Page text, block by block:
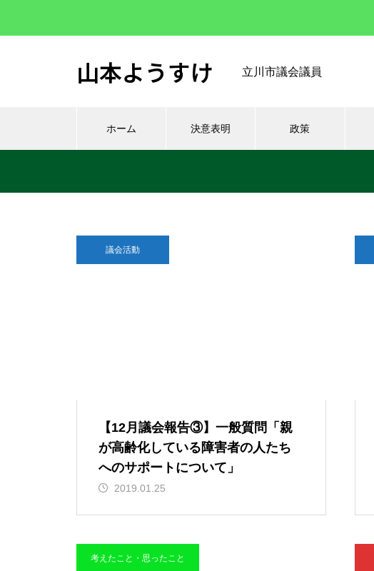
山本ようすけ 立川市議会議員
ホーム 決意表明 政策
議会活動
【12月議会報告③】一般質問「親
が高齢化している障害者の人たち
へのサポートについて」
2019.01.25
考えたこと・思ったこと